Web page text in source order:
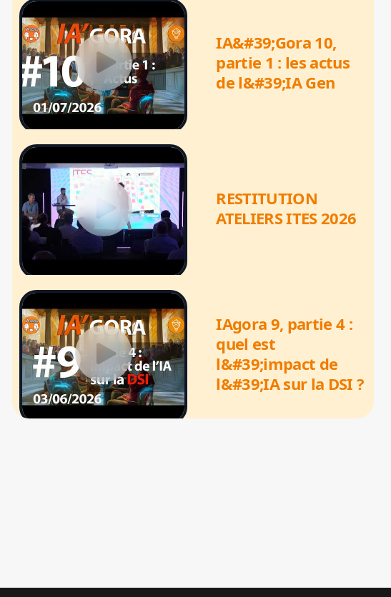
IA&#39;Gora 10,
partie 1 : les actus
de l&#39;IA Gen
RESTITUTION
ATELIERS ITES 2026
IAgora 9, partie 4 :
quel est
l&#39;impact de
l&#39;IA sur la DSI ?